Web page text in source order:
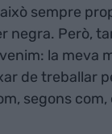
sempre
negra. Però,
la meva
de treballar
segons